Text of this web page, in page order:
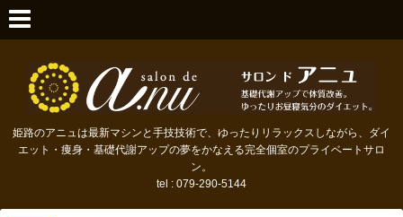
姫路のアニュは最新マシンと手技技術で、ゆったりリラックスしながら、ダイ
エット・痩身・基礎代謝アップの夢をかなえる完全個室のプライベートサロ
ン。
tel : 079-290-5144